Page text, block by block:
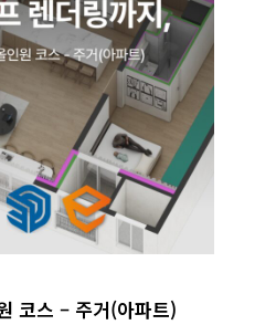
코스 – 주거(아파트)